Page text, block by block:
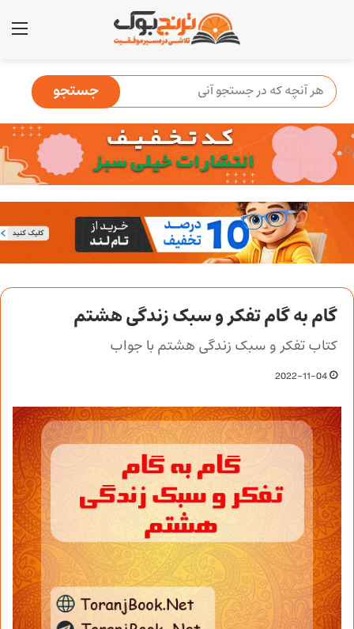
گام به گام تفکر و سبک زندگی هشتم
کتاب تفکر و سبک زندگی هشتم با جواب
2022-11-04